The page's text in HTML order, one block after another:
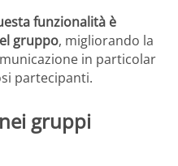
funzionalità è
gruppo, migliorando la
in particolar
partecipanti.
gruppi